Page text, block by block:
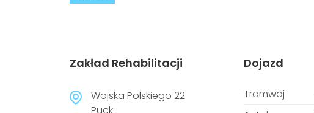
Zakład Rehabilitacji
Wojska Polskiego 22
Dojazd
Tramwaj